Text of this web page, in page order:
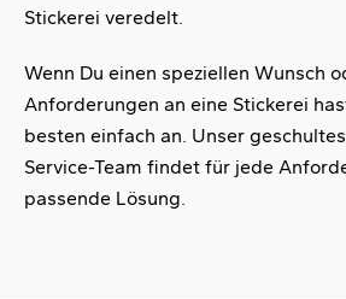
Stickerei veredelt.
Wenn Du einen speziellen Wunsch
Anforderungen an eine Stickerei
besten einfach an. Unser
Service-Team findet für jede
passende Lösung.